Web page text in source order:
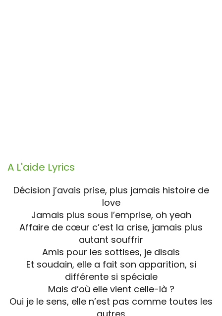
A L'aide Lyrics
Décision j’avais prise, plus jamais histoire de
love
Jamais plus sous l’emprise, oh yeah
Affaire de cœur c’est la crise, jamais plus
autant souffrir
Amis pour les sottises, je disais
Et soudain, elle a fait son apparition, si
différente si spéciale
Mais d’où elle vient celle-là ?
Oui je le sens, elle n’est pas comme toutes les